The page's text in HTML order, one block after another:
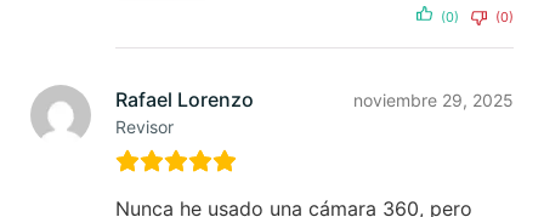
(0) (0)
Rafael Lorenzo
Revisor
noviembre 29, 2025
Nunca he usado una cámara 360, pero